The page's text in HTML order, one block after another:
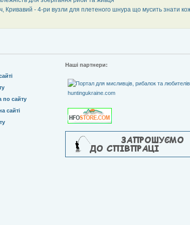
Кривавий - 4-ри вузли для плетеного шнура що мусить знати
по сайту
сайті
Наші партнери: